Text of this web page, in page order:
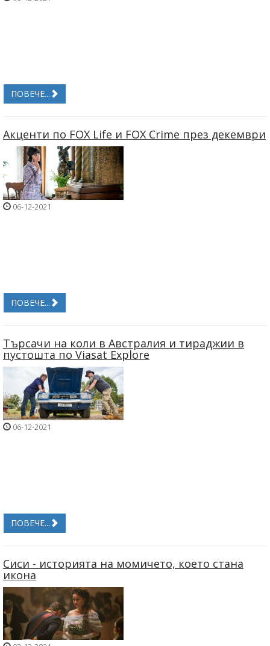
ПОВЕЧЕ...
Акценти по FOX Life и FOX Crime през декември
06-12-2021
ПОВЕЧЕ...
Търсачи на коли в Австралия и тираджии в
пустошта по Viasat Explore
06-12-2021
ПОВЕЧЕ...
Сиси - историята на момичето, което стана
икона